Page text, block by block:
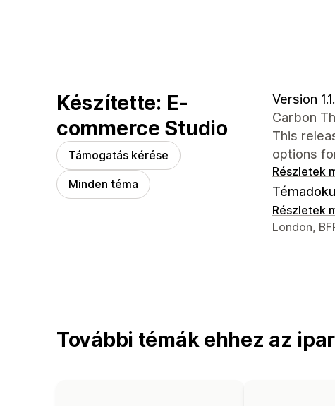
Készítette: E-
commerce Studio
Támogatás kérése
Minden téma
Version
Carbon
This
options
Részletek
Részletek
Dizájner
London,
További témák ehhez az